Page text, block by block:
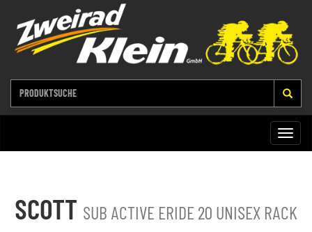
Toggle
SCOTT SUB ACTIVE ERIDE 20 UNISEX RACK